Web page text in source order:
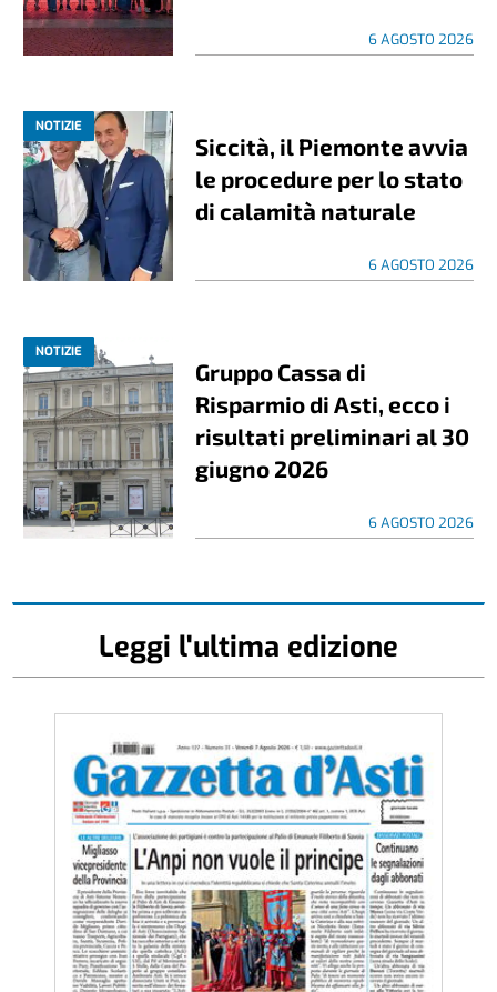
6 AGOSTO 2026
NOTIZIE
Siccità, il Piemonte avvia
le procedure per lo stato
di calamità naturale
6 AGOSTO 2026
NOTIZIE
Gruppo Cassa di
Risparmio di Asti, ecco i
risultati preliminari al 30
giugno 2026
6 AGOSTO 2026
Leggi l'ultima edizione